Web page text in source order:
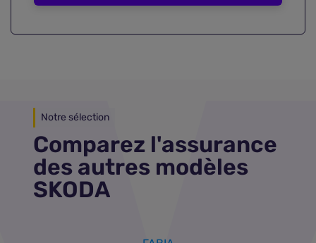
Notre sélection
Comparez l'assurance
des autres modèles
SKODA